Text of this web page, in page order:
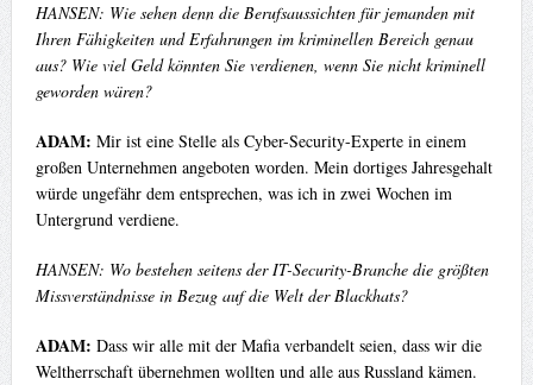
HANSEN: Wie sehen denn die Berufsaussichten für jemanden mit
Ihren Fähigkeiten und Erfahrungen im kriminellen Bereich genau
aus? Wie viel Geld könnten Sie verdienen, wenn Sie nicht kriminell
geworden wären?
ADAM: Mir ist eine Stelle als Cyber-Security-Experte in einem
großen Unternehmen angeboten worden. Mein dortiges Jahresgehalt
würde ungefähr dem entsprechen, was ich in zwei Wochen im
Untergrund verdiene.
HANSEN: Wo bestehen seitens der IT-Security-Branche die größten
Missverständnisse in Bezug auf die Welt der Blackhats?
ADAM: Dass wir alle mit der Mafia verbandelt seien, dass wir die
Weltherrschaft übernehmen wollten und alle aus Russland kämen.